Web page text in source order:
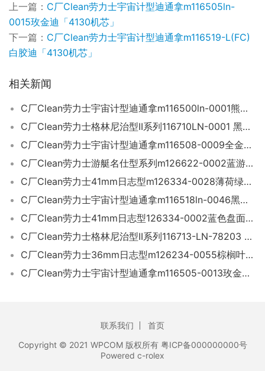
上一篇： C厂Clean劳力士宇宙计型迪通拿m116505ln-
0015玫金迪「4130机芯」
下一篇： C厂Clean劳力士宇宙计型迪通拿m116519-L(FC)
白胶迪「4130机芯」
相关新闻
C厂Clean劳力士宇宙计型迪通拿m116500ln-0001熊猫迪「4130机芯」
C厂Clean劳力士格林尼治型II系列116710LN-0001 黑圈绿针
C厂Clean劳力士宇宙计型迪通拿m116508-0009全金迪「4130机芯」
C厂Clean劳力士游艇名仕型系列m126622-0002蓝游艇40mm
C厂Clean劳力士41mm日志型m126334-0028薄荷绿「3235机芯」
C厂Clean劳力士宇宙计型迪通拿m116518ln-0046黑金钻迪「4130机芯」
C厂Clean劳力士41mm日志型126334-0002蓝色盘面「3235机芯」
C厂Clean劳力士格林尼治型II系列116713-LN-78203 间金款
C厂Clean劳力士36mm日志型m126234-0055棕榈叶钻绿面「3235机芯」
C厂Clean劳力士宇宙计型迪通拿m116505-0013玫金迪「4130机芯」
联系我们
首页
Copyright © 2021 WPCOM 版权所有 粤ICP备000000000号
Powered c-rolex